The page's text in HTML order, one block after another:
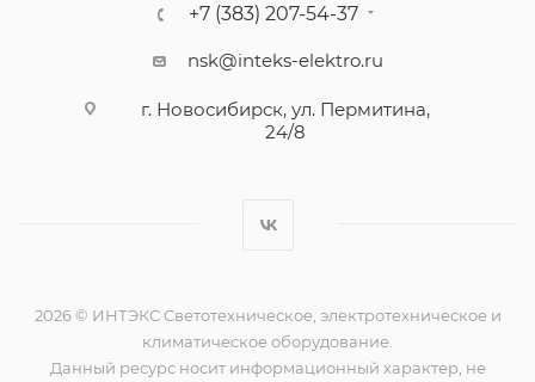
+7 (383) 207-54-37
nsk@inteks-elektro.ru
г. Новосибирск, ул. Пермитина,
24/8
2026 © ИНТЭКС Светотехническое, электротехническое и
климатическое оборудование.
Данный ресурс носит информационный характер, не